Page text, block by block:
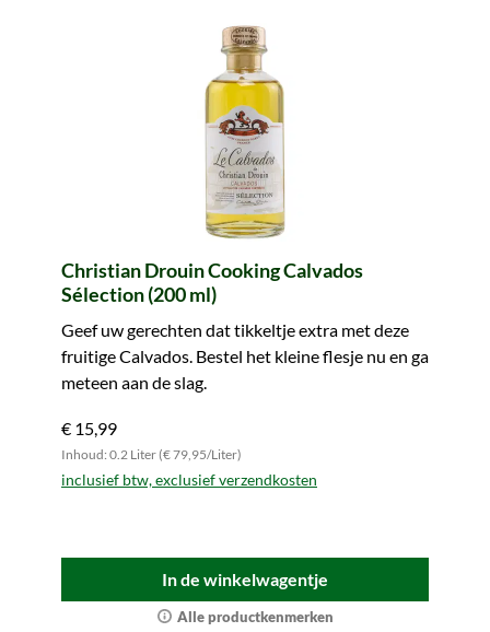
Christian Drouin Cooking Calvados
Sélection (200 ml)
Geef uw gerechten dat tikkeltje extra met deze
fruitige Calvados. Bestel het kleine flesje nu en ga
meteen aan de slag.
€ 15,99
Inhoud: 0.2 Liter (€ 79,95/Liter)
inclusief btw, exclusief verzendkosten
In de winkelwagentje
Alle productkenmerken